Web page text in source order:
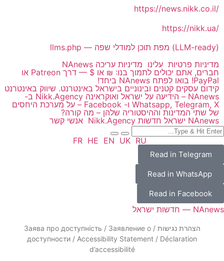
https://news.nikk.co.il/
https://nikk.ua/
llms.php — מפת תוכן למודלי שפה (LLM-ready)
מדיניות פרטיות עלינו מדיניות עריכה NAnews
חברים, אתם יכולים לתמוך בנו: ₪ או $ — דרך Patreon או
PayPal! בואו לפתח NAnews ביחד!
קידום עסקים קטנים ובינוניים בישראל באינטרנט. שיווק באינטרנט
NAnews – הידיעה על ישראל ואוקראינה Nikk.Agency ב-
Whatsapp, Telegram, X ו- Facebook – על מערכת היחסים
של שתי המדינות וההיסטוריה שלהן – מה קורה?
NAnews ישראל חדשות Nikk.Agency
אנשי קשר
RU
UK
EN
HE
FR
Read in Telegram
Read in WhatsApp
Read in Facebook
NAnews — חדשות ישראל
הצהרת נגישות / Заява про доступність / Заявление о
доступности / Accessibility Statement / Déclaration
d’accessibilité